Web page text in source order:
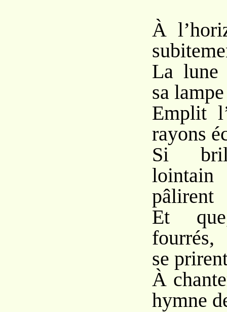
À
La lune
sa
Emplit
rayons
Si
pâlirent
Et
fourrés,
se
À
hymne